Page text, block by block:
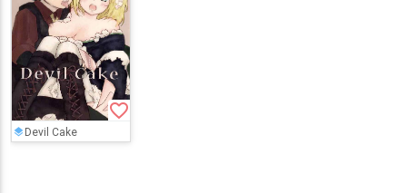
favorite_border
Devil Cake